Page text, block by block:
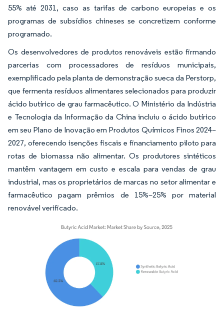
55% até 2031, caso as tarifas de carbono europeias e os
programas de subsídios chineses se concretizem conforme
programado.
Os desenvolvedores de produtos renováveis estão firmando
parcerias com processadores de resíduos municipais,
exemplificado pela planta de demonstração sueca da Perstorp,
que fermenta resíduos alimentares selecionados para produzir
ácido butírico de grau farmacêutico. O Ministério da Indústria
e Tecnologia da Informação da China incluiu o ácido butírico
em seu Plano de Inovação em Produtos Químicos Finos 2024–
2027, oferecendo isenções fiscais e financiamento piloto para
rotas de biomassa não alimentar. Os produtores sintéticos
mantêm vantagem em custo e escala para vendas de grau
industrial, mas os proprietários de marcas no setor alimentar e
farmacêutico pagam prêmios de 15%–25% por material
renovável verificado.